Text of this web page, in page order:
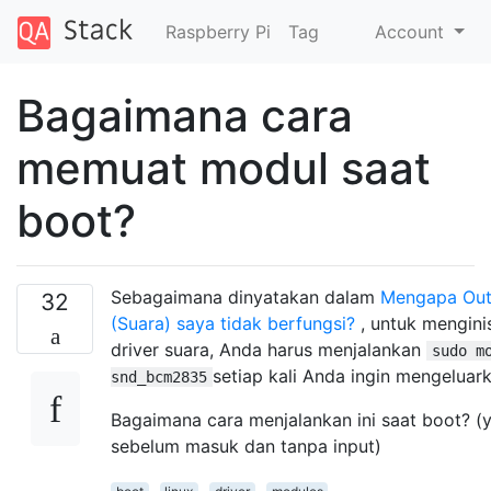
Raspberry Pi Tag Account
Bagaimana cara
memuat modul saat
boot?
32 Sebagaimana dinyatakan dalam Mengapa
(Suara) saya tidak berfungsi? , untuk
driver suara, Anda harus menjalankan
sudo
snd_bcm2835 setiap kali Anda ingin
Bagaimana cara menjalankan ini saat boot?
sebelum masuk dan tanpa input)